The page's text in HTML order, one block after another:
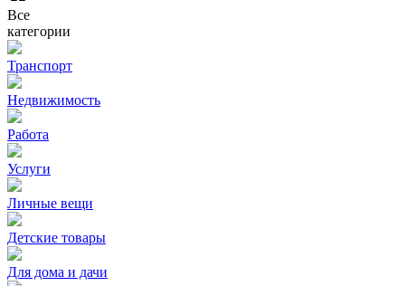
Все
категории
Транспорт
Недвижимость
Работа
Услуги
Личные вещи
Детские товары
Для дома и дачи